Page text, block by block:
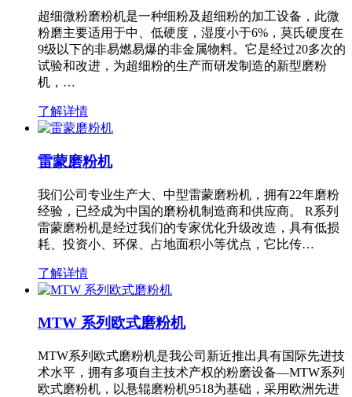
超细微粉磨粉机是一种细粉及超细粉的加工设备，此微
粉磨主要适用于中、低硬度，湿度小于6%，莫氏硬度在
9级以下的非易燃易爆的非金属物料。它是经过20多次的
试验和改进，为超细粉的生产而研发制造的新型磨粉
机，…
了解详情
雷蒙磨粉机
我们公司专业生产大、中型雷蒙磨粉机，拥有22年磨粉
经验，已经成为中国的磨粉机制造商和供应商。 R系列
雷蒙磨粉机是经过我们的专家优化升级改造，具有低损
耗、投资小、环保、占地面积小等优点，它比传…
了解详情
MTW 系列欧式磨粉机
MTW系列欧式磨粉机是我公司新近推出具有国际先进技
术水平，拥有多项自主技术产权的粉磨设备—MTW系列
欧式磨粉机，以悬辊磨粉机9518为基础，采用欧洲先进